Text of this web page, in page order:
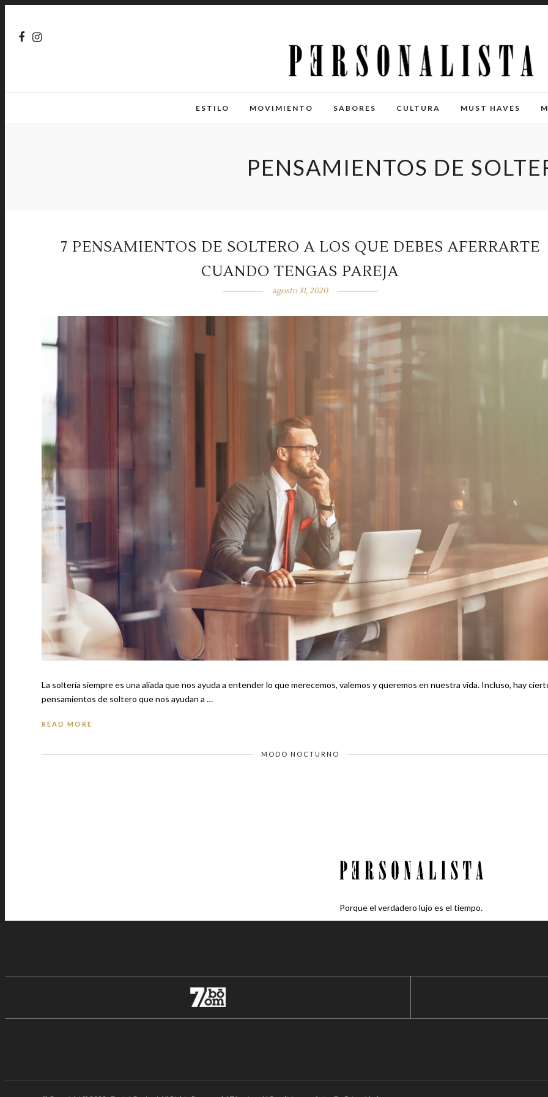
ESTILO MOVIMIENTO SABORES CULTURA MUST HAVES
PENSAMIENTOS DE
7 PENSAMIENTOS DE SOLTERO A LOS QUE DEBES AFERRARTE
CUANDO TENGAS PAREJA
agosto 31, 2020
La soltería siempre es una aliada que nos ayuda a entender lo que merecemos, valemos y queremos en nuestra vida. Incluso, hay
pensamientos de soltero que nos ayudan a …
READ MORE
MODO NOCTURNO
Porque el verdadero lujo es el tiempo.